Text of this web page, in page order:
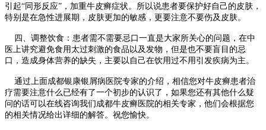
引起“同形反应”，加重牛皮癣症状。所以说患者要保护好自己的皮肤，
特别是在急性进展期，皮肤更加的敏感，更要注意不要伤及皮肤。
四、调整饮食：患者需不需要忌口一直是大家所关心的问题，在中
医上讲究避免食用太过刺激的食品以及发物，但是也不要盲目的忌
口，造成身体营养的缺失，主要以自己在饮用过不用引发疾病为主。
通过上面成都银康银屑病医院专家的介绍，相信您对牛皮癣患者治
疗需要注意什么已经有了一个初步的认识了，如果您还有其他什么疑
问的话可以在线咨询我们成都牛皮癣医院的相关专家，他们会根据您
的相关情况给出详细的解答。祝您愉快。